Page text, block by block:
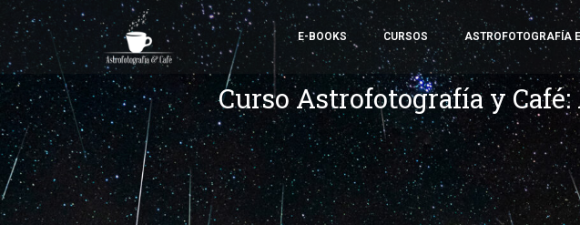
E-BOOKS CURSOS ASTROFOTOGRAFÍA
Curso Astrofotografía y